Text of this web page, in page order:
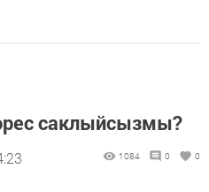
саклыйсызмы?
1084 0 0